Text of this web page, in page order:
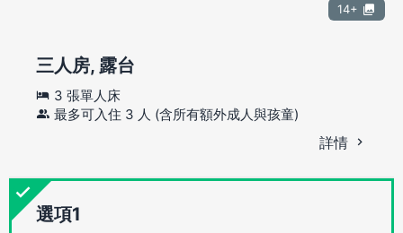
14+
三人房, 露台
3 張單人床
最多可入住 3 人 (含所有額外成人與孩童)
詳情
選項